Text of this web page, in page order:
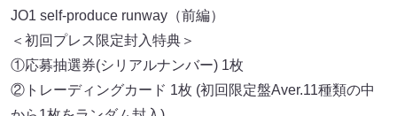
JO1 self-produce runway（前編）
＜初回プレス限定封入特典＞
①応募抽選券(シリアルナンバー) 1枚
②トレーディングカード 1枚 (初回限定盤Aver.11種類の中